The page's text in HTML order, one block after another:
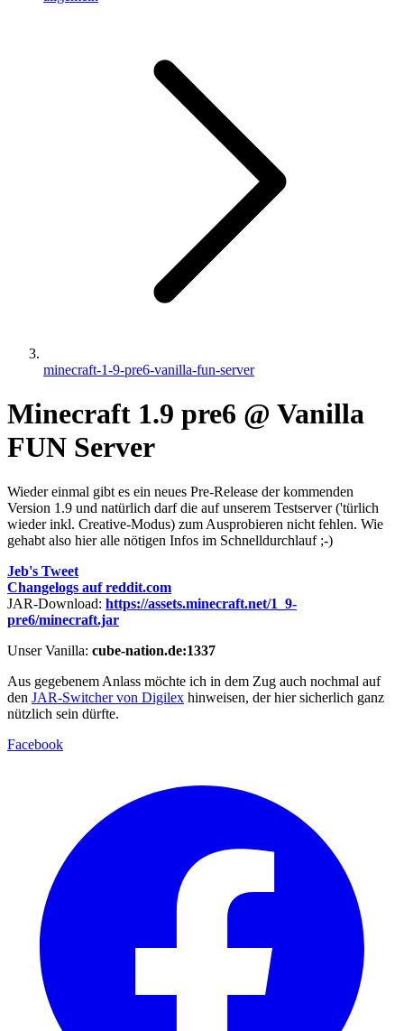
minecraft-1-9-pre6-vanilla-fun-server
Minecraft 1.9 pre6 @ Vanilla
FUN Server
Wieder einmal gibt es ein neues Pre-Release der kommenden
Version 1.9 und natürlich darf die auf unserem Testserver ('türlich
wieder inkl. Creative-Modus) zum Ausprobieren nicht fehlen. Wie
gehabt also hier alle nötigen Infos im Schnelldurchlauf ;-)
Jeb's Tweet
Changelogs auf reddit.com
JAR-Download: https://assets.minecraft.net/1_9-
pre6/minecraft.jar
Unser Vanilla: cube-nation.de:1337
Aus gegebenem Anlass möchte ich in dem Zug auch nochmal auf
den JAR-Switcher von Digilex hinweisen, der hier sicherlich ganz
nützlich sein dürfte.
Facebook